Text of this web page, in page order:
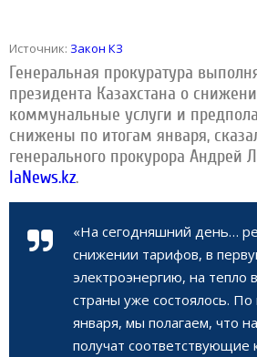
Источник: Закон КЗ
Генеральная прокуратура
президента Казахстана о
коммунальные услуги и
снижены по итогам января,
генерального прокурора Андрей
IaNews.kz.
«На сегодняшний день…
снижении тарифов, в
электроэнергию, на тепло
страны уже состоялось.
января, мы полагаем, что
получат соответствующие